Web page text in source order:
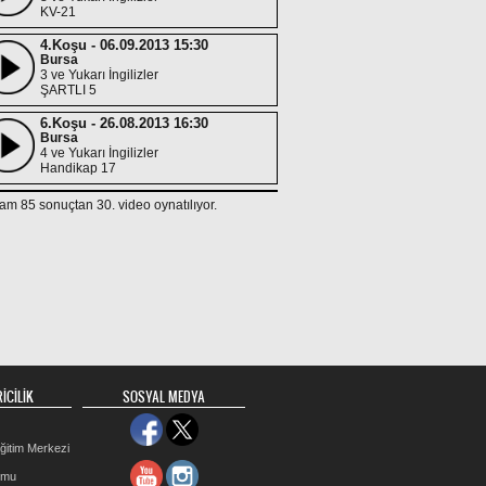
KV-21
4.Koşu - 06.09.2013 15:30
Bursa
3 ve Yukarı İngilizler
ŞARTLI 5
6.Koşu - 26.08.2013 16:30
Bursa
4 ve Yukarı İngilizler
Handikap 17
2.Koşu - 17.08.2013 17:15
3 ve Yukarı İngilizler
6.Koşu - 14.07.2013 20:00
İzmir
3 ve Yukarı İngilizler
85 sonuçtan 30. video oynatılıyor.
Merkezi
SOSYAL MEDYA